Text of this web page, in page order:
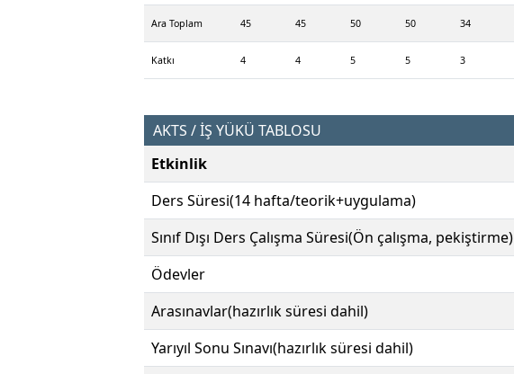
Ara Toplam 45 45 50 50 34
Katkı 4 4 5 5 3
AKTS / İŞ YÜKÜ TABLOSU
Etkinlik
Ders Süresi(14 hafta/teorik+uygulama)
Sınıf Dışı Ders Çalışma Süresi(Ön çalışma, pekiştirme)
Ödevler
Arasınavlar(hazırlık süresi dahil)
Yarıyıl Sonu Sınavı(hazırlık süresi dahil)